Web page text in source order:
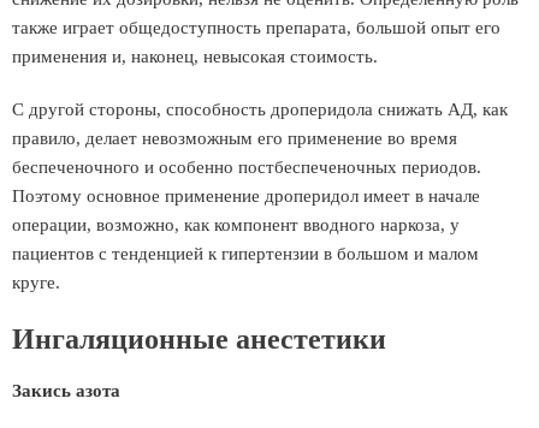
также играет общедоступность препарата, большой опыт его
применения и, наконец, невысокая стоимость.
С другой стороны, способность дроперидола снижать АД, как
правило, делает невозможным его применение во время
беспеченочного и особенно постбеспеченочных периодов.
Поэтому основное применение дроперидол имеет в начале
операции, возможно, как компонент вводного наркоза, у
пациентов с тенденцией к гипертензии в большом и малом
круге.
Ингаляционные анестетики
Закись азота